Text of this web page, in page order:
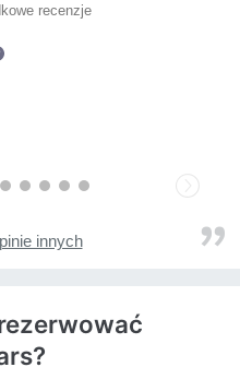
recenzje
innych